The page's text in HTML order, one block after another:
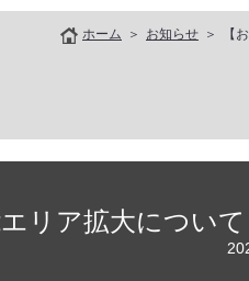
ホーム お知らせ 【
リア拡大について